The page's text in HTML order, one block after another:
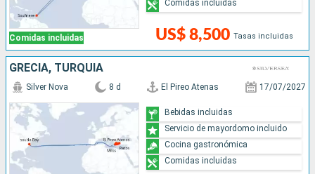
Comidas incluidas US$ 8,500 Tasas incluidas
Comidas incluidas
GRECIA, TURQUÍA
Silver Nova 8 d El Pireo Atenas 17/07/2027
Bebidas incluidas
Servicio de mayordomo incluido
Cocina gastronómica
Comidas incluidas